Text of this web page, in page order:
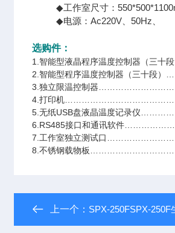
◆工作室尺寸：
◆电源：Ac220V、50Hz、
选购件：
1.智能型液晶程序温度控制器（三
2.智能型程序温度控制器（三十
3.独立限温控制器
4.打印机
5.无纸USB盘液晶温度记录仪
6.RS485接口和通讯软件
7.工作室独立测试口
8.不锈钢载物板
上一个： SPX-250FSPX-250F生化